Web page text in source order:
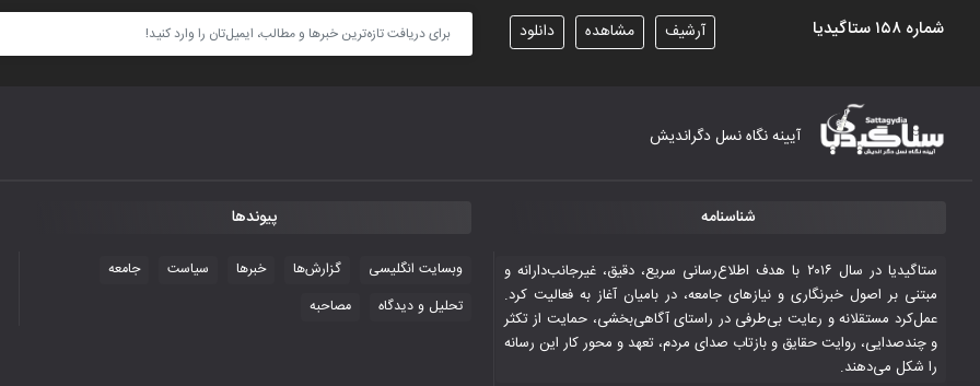
شماره ۱۵۸ ستاگیدیا دانلود مشاهده آرشیف
آیینه نگاه نسل دگراندیش
شناسنامه
ستاگیدیا در سال ۲۰۱۶ با هدف اطلاع‌رسانی سریع، دقیق، غیرجانب‌دارانه و
مبتنی بر اصول خبرنگاری و نیازهای جامعه، در بامیان آغاز به فعالیت کرد.
عمل‌کرد مستقلانه و رعایت بی‌طرفی در راستای آگاهی‌بخشی، حمایت از تکثر
و چندصدایی، روایت حقایق و بازتاب صدای مردم، تعهد و محور کار این رسانه
را شکل می‌دهند.
پیوندها
وبسایت انگلیسی گزارش‌ها خبرها سیاست
جامعه
تحلیل و دیدگاه
مصاحبه